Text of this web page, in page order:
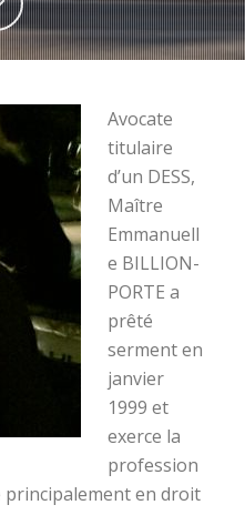
Avocate
titulaire
d’un DESS,
Maître
Emmanuell
e BILLION-
PORTE a
prêté
serment en
janvier
1999 et
exerce la
profession
principalement en droit